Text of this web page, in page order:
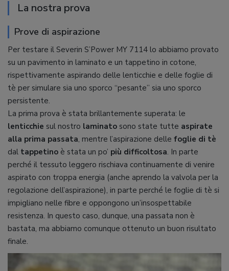
La nostra prova
Prove di aspirazione
Per testare il Severin S’Power MY 7114 lo abbiamo provato
su un pavimento in laminato e un tappetino in cotone,
rispettivamente aspirando delle lenticchie e delle foglie di
tè per simulare sia uno sporco “pesante” sia uno sporco
persistente.
La prima prova è stata brillantemente superata: le
lenticchie sul nostro laminato sono state tutte aspirate
alla prima passata, mentre l’aspirazione delle foglie di tè
dal tappetino è stata un po’ più difficoltosa. In parte
perché il tessuto leggero rischiava continuamente di venire
aspirato con troppa energia (anche aprendo la valvola per la
regolazione dell’aspirazione), in parte perché le foglie di tè si
impigliano nelle fibre e oppongono un’insospettabile
resistenza. In questo caso, dunque, una passata non è
bastata, ma abbiamo comunque ottenuto un buon risultato
finale.